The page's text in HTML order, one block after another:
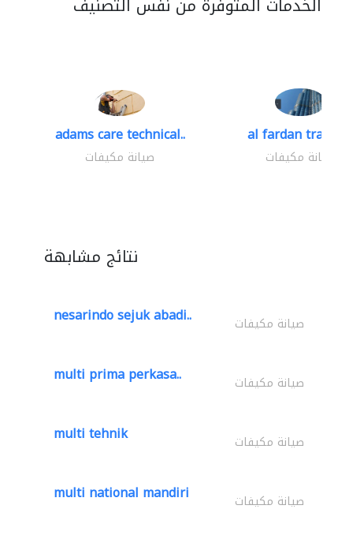
adams care technical..
صيانة مكيفات
al fardan trading..
صيانة مكيفات
نتائج مشابهة
nesarindo sejuk abadi.. صيانة مكيفات
multi prima perkasa.. صيانة مكيفات
multi tehnik صيانة مكيفات
multi national mandiri صيانة مكيفات